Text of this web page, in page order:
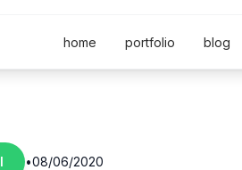
home portfolio blog
•08/06/2020